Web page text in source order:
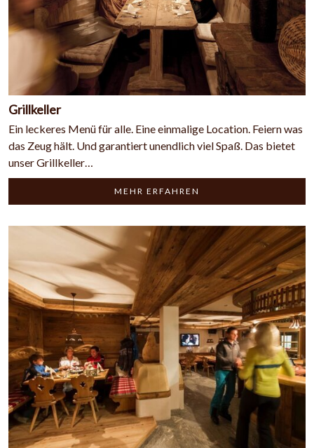
Grillkeller
Ein leckeres Menü für alle. Eine einmalige Location. Feiern was
das Zeug hält. Und garantiert unendlich viel Spaß. Das bietet
unser Grillkeller…
MEHR ERFAHREN